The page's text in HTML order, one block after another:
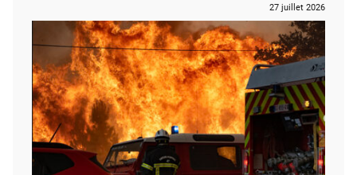
27 juillet 2026